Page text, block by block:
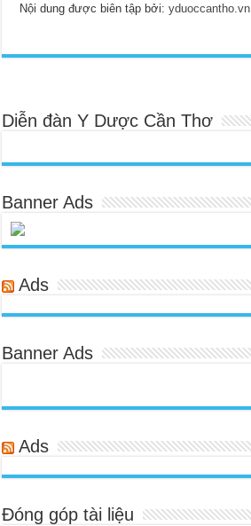
Nội dung được biên tập bởi:yduoccantho.vn
Diễn đàn Y Dược Cần Thơ
Banner Ads
Ads
Banner Ads
Ads
Đóng góp tài liệu